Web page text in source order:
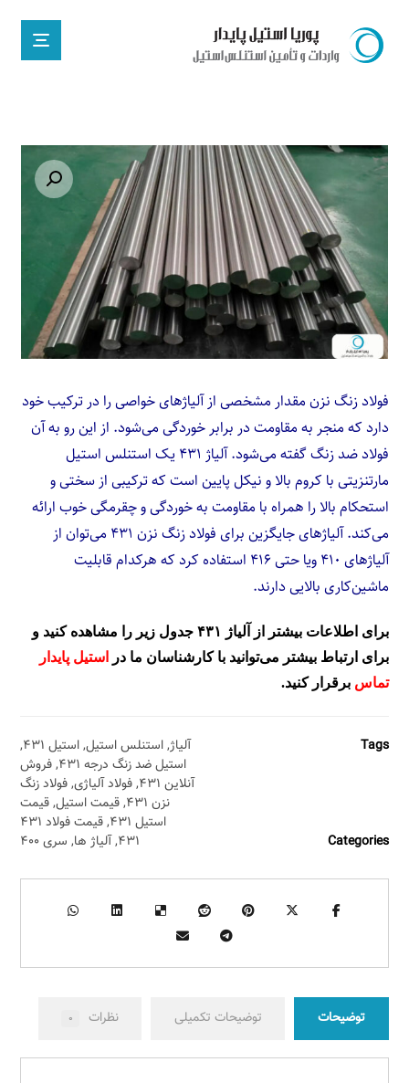
Enlarge the image
فولاد زنگ نزن مقدار مشخصی از آلیاژهای خواصی را در ترکیب خود
دارد که منجر به مقاومت در برابر خوردگی می‌شود. از این رو به آن
فولاد ضد زنگ گفته می‌شود. آلیاژ ۴۳۱ یک استنلس استیل
مارتنزیتی با کروم بالا و نیکل پایین است که ترکیبی از سختی و
استحکام بالا را همراه با مقاومت به خوردگی و چقرمگی خوب ارائه
می‌کند. آلیاژهای جایگزین برای فولاد زنگ نزن ۴۳۱ می‌توان از
آلیاژهای ۴۱۰ ویا حتی ۴۱۶ استفاده کرد که هرکدام قابلیت
ماشین‌کاری بالایی دارند.
برای اطلاعات بیشتر از آلیاژ ۴۳۱ جدول زیر را مشاهده کنید و
برای ارتباط بیشتر می‌توانید با کارشناسان ما در
استیل پایدار
تماس برقرار کنید.
Tags آلیاژ,استنلس استیل,استیل ۴۳۱
,
استیل ضد زنگ درجه ۴۳۱
,فروش
آنلاین ۴۳۱
,فولاد آلیاژی,فولاد زنگ
نزن ۴۳۱
,قیمت استیل,قیمت
استیل ۴۳۱
,قیمت فولاد ۴۳۱
Categories
۴۳۱,آلیاژ ها, سری ۴۰۰
توضیحات توضیحات تکمیلی نظرات ۰